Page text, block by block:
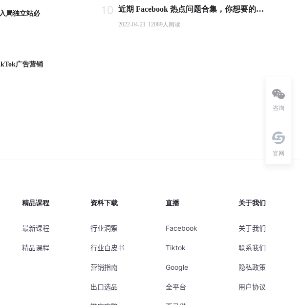
咨询
官网
局独立站必
广告营销
10 近期 Facebook 热点问题合集，你想要的答案都在这里！
2022-04-21 12089人阅读
精品课程
最新课程
精品课程
资料下载
行业洞察
行业白皮书
营销指南
出口选品
直播
Facebook
Tiktok
Google
全平台
关于我们
关于我们
联系我们
隐私政策
用户协议